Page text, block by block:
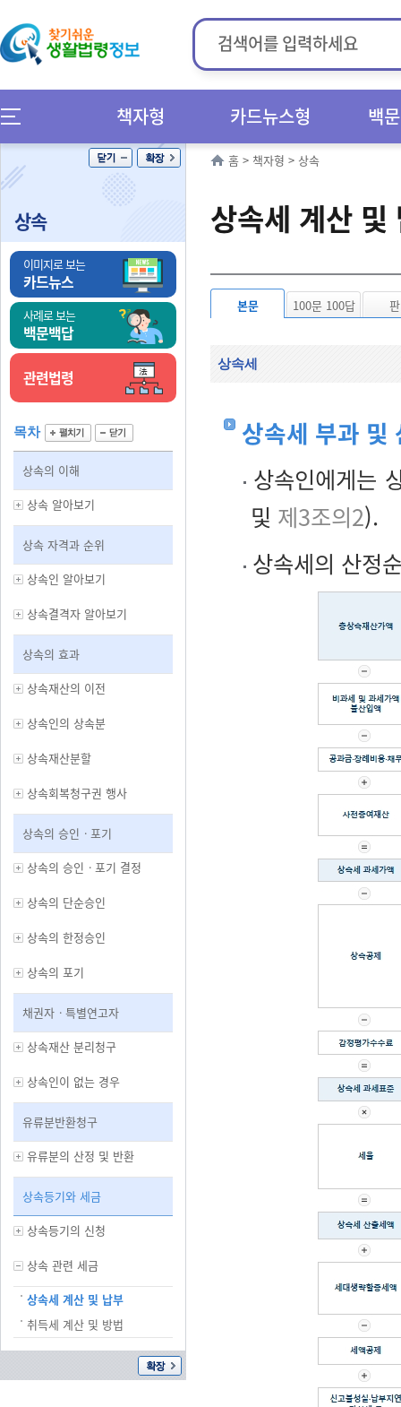
책자형 카드뉴스형 백
상속
이미지로 보는
카드뉴스
사례로 보는
백문백답
관련법령
목차
상속의 이해
상속 알아보기
상속 자격과 순위
상속인 알아보기
상속결격자 알아보기
상속의 효과
상속재산의 이전
상속인의 상속분
상속재산분할
상속회복청구권 행사
상속의 승인ㆍ포기
상속의 승인ㆍ포기 결정
상속의 단순승인
상속의 한정승인
상속의 포기
채권자ㆍ특별연고자
상속재산 분리청구
상속인이 없는 경우
유류분반환청구
유류분의 산정 및 반환
상속등기와 세금
상속등기의 신청
상속 관련 세금
상속세 계산 및 납부
취득세 계산 및 방법
홈 > 책자형 > 상속
상속세 계산 및
본문 100문 100답
상속세
상속세 부과 및
상속인에게는
및 제3조의2).
상속세의 산정